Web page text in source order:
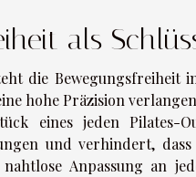
als
die
hohe Präzision
eines jeden Pilates-
und verhindert,
Anpassung an